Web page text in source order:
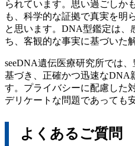
られています。思い過ごしか
も、科学的な証拠で真実を明
と思います。DNA型鑑定は、
ち、客観的な事実に基づいた
seeDNA遺伝医療研究所では
基づき、正確かつ迅速なDNA
す。プライバシーに配慮した
デリケートな問題であっても
よくあるご質問